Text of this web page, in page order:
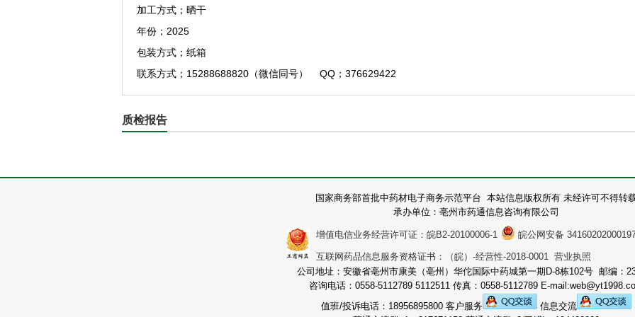
加工方式；晒干
年份；2025
包装方式；纸箱
联系方式；15288688820（微信同号） QQ；376629422
质检报告
国家商务部首批中药材电子商务示范平台 本站信息版权所有 未经许可不得转
承办单位：亳州市药通信息咨询有限公司
增值电信业务经营许可证：皖B2-20100006-1 皖公网安备
互联网药品信息服务资格证书：（皖）-经营性-2018-0001 营业执照
公司地址：安徽省亳州市康美（亳州）华佗国际中药城第一期D-8栋102号 邮编：
咨询电话：0558-5112789 5112511 传真：0558-5112789 E-
值班/投诉电话：18956895800 客户服务
信息交流